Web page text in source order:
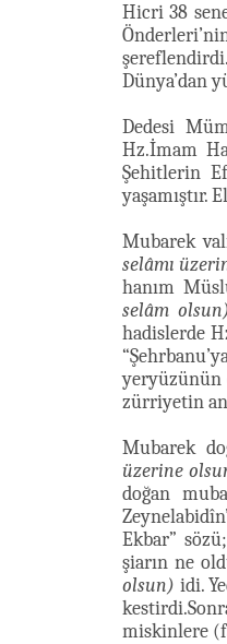
Hicri 38
Dünya’dan
Dedesi
Hz.İmam
Şehitlerin
yaşamıştır.
Mubarek
selâmı
hanım
selâm
hadislerde
yeryüzünün
zürriyetin
Mubarek
üzerine
doğan
Ekbar”
şiarın ne
olsun) idi.
miskinlere